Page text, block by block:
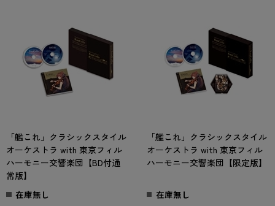
「艦これ」クラシックスタイル
オーケストラ with 東京フィル
ハーモニー交響楽団【BD付通
常版】
在庫無し
「艦これ」クラシックスタイル
オーケストラ with 東京フィル
ハーモニー交響楽団【限定版】
在庫無し